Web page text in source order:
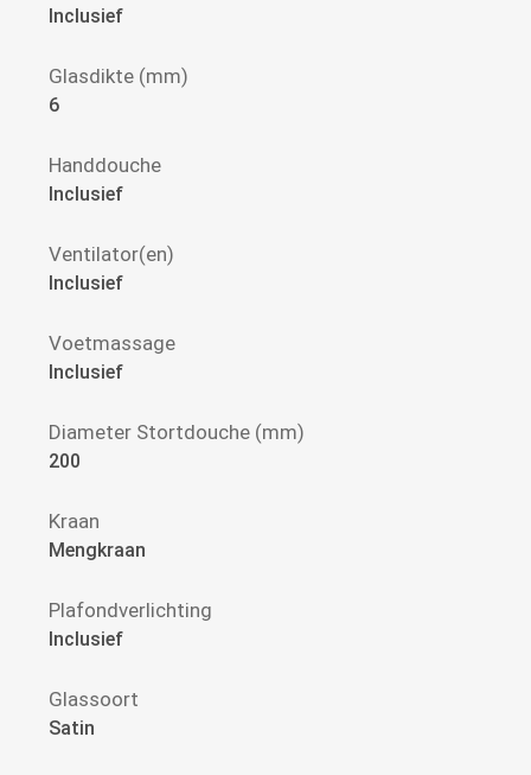
Inclusief
Glasdikte (mm)
6
Handdouche
Inclusief
Ventilator(en)
Inclusief
Voetmassage
Inclusief
Diameter Stortdouche (mm)
200
Kraan
Mengkraan
Plafondverlichting
Inclusief
Glassoort
Satin